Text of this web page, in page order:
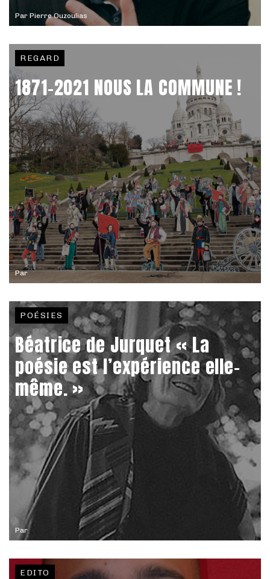
Par Pierre Ouzoulias
Par
REGARD
1871-2021 NOUS LA COMMUNE !
Par
POÉSIES
Béatrice de Jurquet « La
poésie est l’expérience elle-
même. »
EDITO